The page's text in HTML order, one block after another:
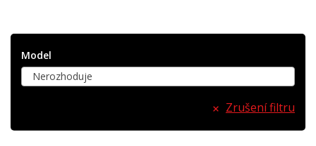
Model
Nerozhoduje
Zrušení filtru